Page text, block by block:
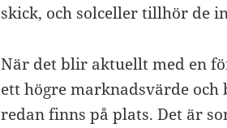
skick, och solceller tillhör de
När det blir aktuellt med en
ett högre marknadsvärde
redan finns på plats. Det är